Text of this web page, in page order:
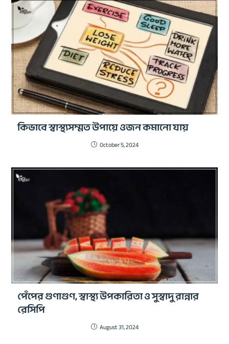
কিভাবে স্বাস্থ্যসম্মত উপায়ে ওজন কমানো যায়
October 5, 2024
পেঁপের গুণাগুণ, স্বাস্থ্য উপকারিতা ও সুস্বাদু রান্নার
রেসিপি
August 31, 2024